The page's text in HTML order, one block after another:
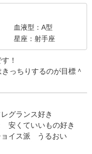
血液型
A型
星座 射手座
！
っちりするのが目標＾
グランス好き
安くていいもの好き
イス派
うるおい